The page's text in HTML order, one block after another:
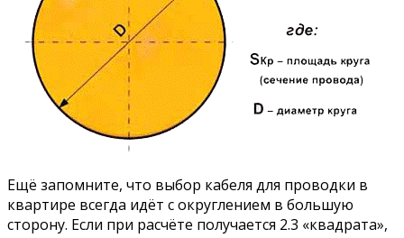
Ещё запомните, что выбор кабеля для проводки в
квартире всегда идёт с округлением в большую
сторону. Если при расчёте получается 2.3 «квадрата»,